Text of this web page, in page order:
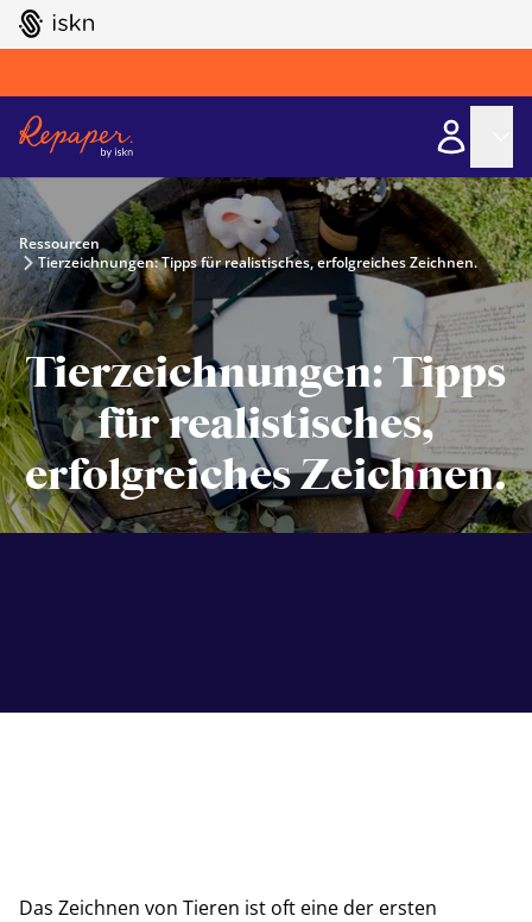
GO TO ISKN HOME
Ressourcen
Tierzeichnungen: Tipps für realistisches, erfolgreiches Zeichnen.
Tierzeichnungen: Tipps
für realistisches,
erfolgreiches Zeichnen.
Das Zeichnen von Tieren ist oft eine der ersten